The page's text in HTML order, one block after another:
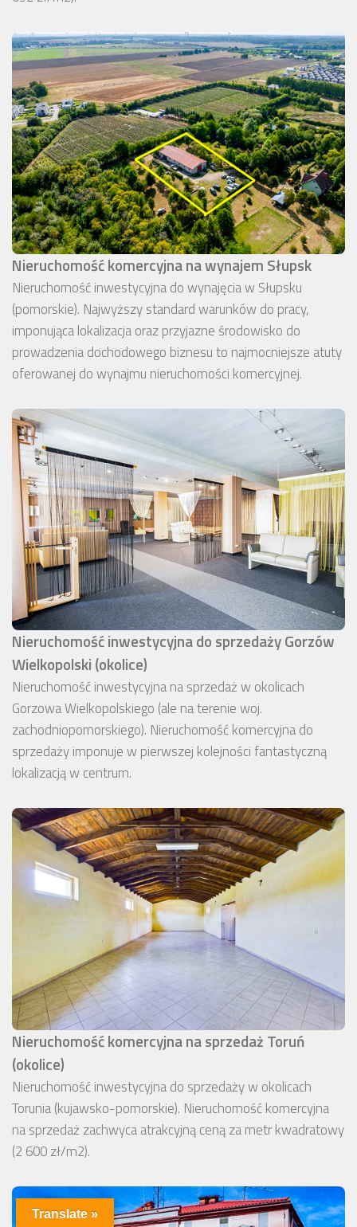
Nieruchomość komercyjna na wynajem Słupsk
Nieruchomość inwestycyjna do wynajęcia w Słupsku
(pomorskie). Najwyższy standard warunków do pracy,
imponująca lokalizacja oraz przyjazne środowisko do
prowadzenia dochodowego biznesu to najmocniejsze atuty
oferowanej do wynajmu nieruchomości komercyjnej.
Nieruchomość inwestycyjna do sprzedaży Gorzów
Wielkopolski (okolice)
Nieruchomość inwestycyjna na sprzedaż w okolicach
Gorzowa Wielkopolskiego (ale na terenie woj.
zachodniopomorskiego). Nieruchomość komercyjna do
sprzedaży imponuje w pierwszej kolejności fantastyczną
lokalizacją w centrum.
Nieruchomość komercyjna na sprzedaż Toruń
(okolice)
Nieruchomość inwestycyjna do sprzedaży w okolicach
Torunia (kujawsko-pomorskie). Nieruchomość komercyjna
na sprzedaż zachwyca atrakcyjną ceną za metr kwadratowy
(2 600 zł/m2).
Translate »